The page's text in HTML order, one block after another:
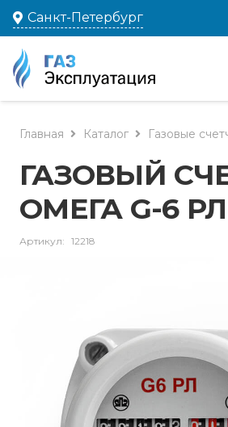
Санкт-Петербург
Главная Каталог Газовые
ГАЗОВЫЙ
ОМЕГА G-6 РЛ
Артикул: 12218